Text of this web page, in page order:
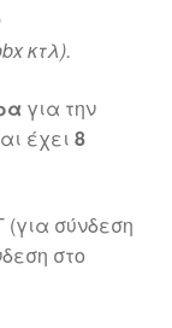
κτλ).
για την
έχει 8
(για σύνδεση
στο